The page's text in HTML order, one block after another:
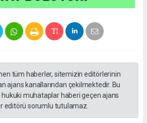
tüm haberler, sitemizin editörlerinin
ajans kanallarından çekilmektedir. Bu
muhataplar haberi geçen ajans
editörü sorumlu tutulamaz.